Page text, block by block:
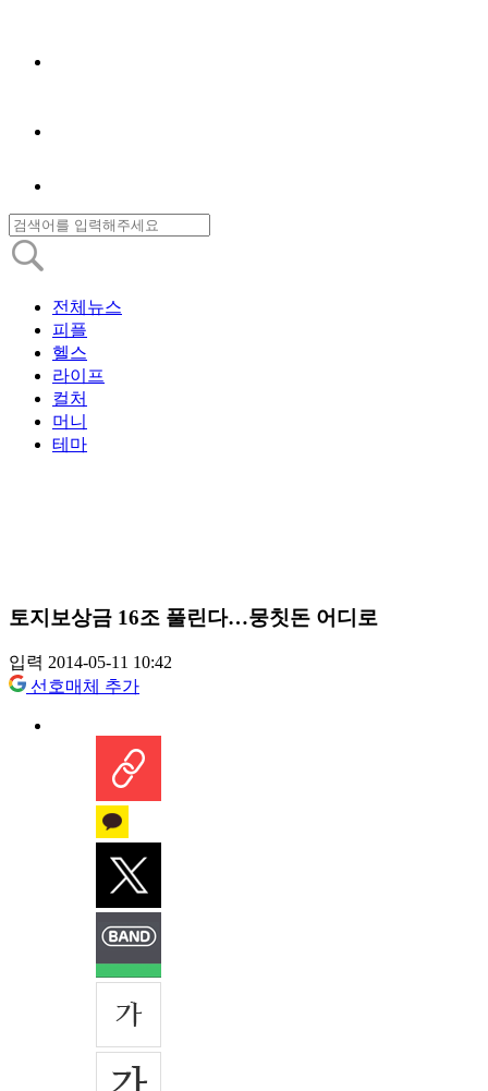
전체뉴스
피플
헬스
라이프
컬처
머니
테마
토지보상금 16조 풀린다…뭉칫돈 어디로
입력 2014-05-11 10:42
선호매체 추가